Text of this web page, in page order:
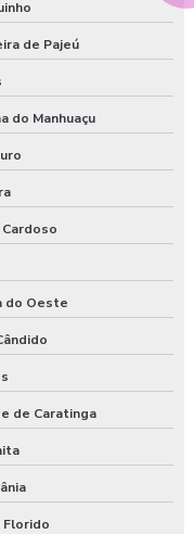
de Pajeú
do Manhuaçu
do Oeste
de Caratinga
Florido